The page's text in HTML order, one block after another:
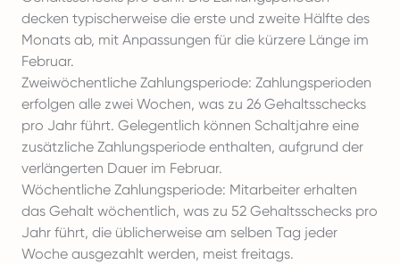
decken typischerweise die erste und zweite Hälfte des
Monats ab, mit Anpassungen für die kürzere Länge im
Februar.
Zweiwöchentliche Zahlungsperiode: Zahlungsperioden
erfolgen alle zwei Wochen, was zu 26 Gehaltsschecks
pro Jahr führt. Gelegentlich können Schaltjahre eine
zusätzliche Zahlungsperiode enthalten, aufgrund der
verlängerten Dauer im Februar.
Wöchentliche Zahlungsperiode: Mitarbeiter erhalten
das Gehalt wöchentlich, was zu 52 Gehaltsschecks pro
Jahr führt, die üblicherweise am selben Tag jeder
Woche ausgezahlt werden, meist freitags.